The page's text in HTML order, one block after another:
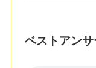
ベストアンサ